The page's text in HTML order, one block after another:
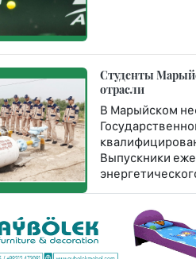
Студенты
отрасли
В Марыйском
Выпускники